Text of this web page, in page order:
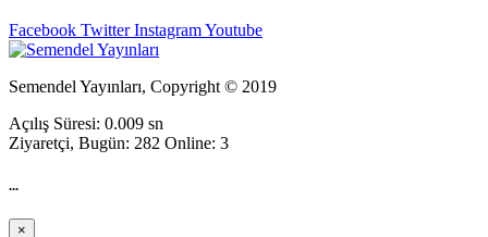
Facebook TwitterInstagramYoutube
Semendel Yayınları, Copyright © 2019
Açılış Süresi: 0.009 sn
Ziyaretçi, Bugün: 282 Online: 3
...
×